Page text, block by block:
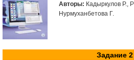
Авторы: Кадыркулов Р.,
Нурмуханбетова Г.
Задание 2